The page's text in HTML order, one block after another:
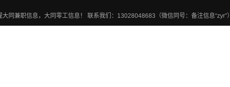
兼职信息，大同零工信息！ 联系我们：13028048683（微信同号：备注信息“zyr”）